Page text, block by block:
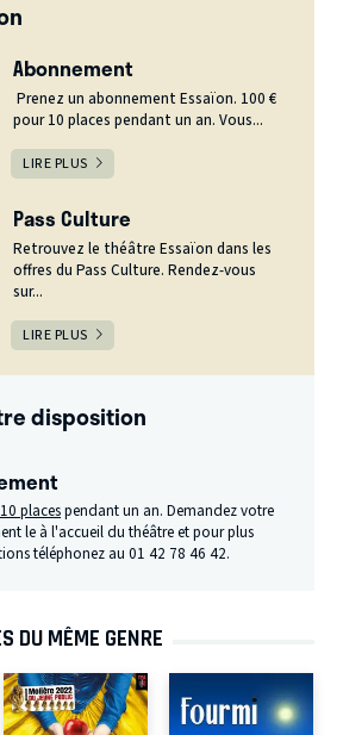
Abonnement
Prenez un abonnement Essaïon. 100 €
pour 10 places pendant un an. Vous...
LIRE PLUS
Pass Culture
Retrouvez le théâtre Essaïon dans les
offres du Pass Culture. Rendez-vous
sur...
LIRE PLUS
disposition
placespendant un an. Demandez votre
le à l'accueil du théâtre et pour plus
téléphonez au 01 42 78 46 42.
DU MÊME GENRE